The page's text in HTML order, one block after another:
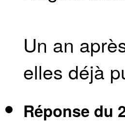
Un an
elles déjà
Réponse du